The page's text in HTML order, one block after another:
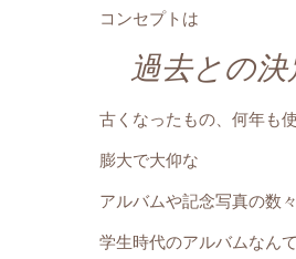
コンセプトは
過去との決
古くなったもの、何年も
膨大で大仰な
アルバムや記念写真の数
学生時代のアルバムなんて